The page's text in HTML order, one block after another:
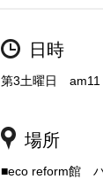
日時
第3土曜日 am11
場所
■eco reform館